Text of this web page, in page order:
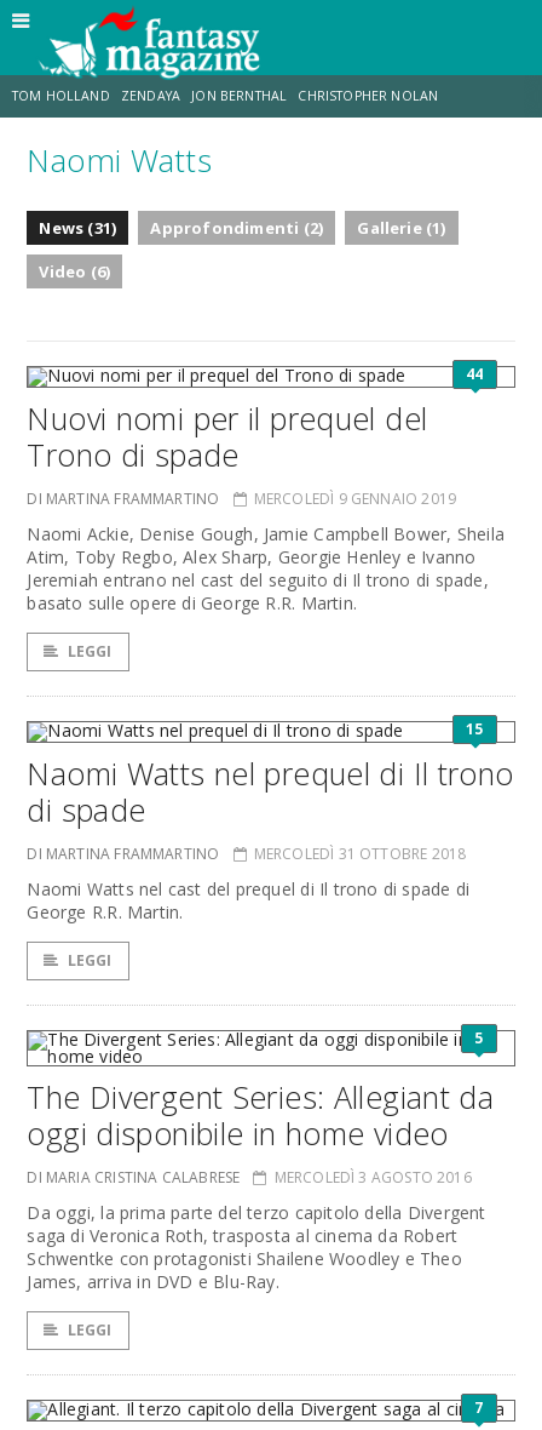
TOM HOLLAND ZENDAYA JON BERNTHAL CHRISTOPHER NOLAN
STRANIMONDI LUCCA COMICS & GAMES
DESTIN DANIEL CRETTON
Naomi Watts
News (31) Approfondimenti (2)
Gallerie (1)
Video (6)
44
Nuovi nomi per il prequel del
Trono di spade
DI MARTINA FRAMMARTINO MERCOLEDÌ 9 GENNAIO 2019
Naomi Ackie, Denise Gough, Jamie Campbell Bower, Sheila
Atim, Toby Regbo, Alex Sharp, Georgie Henley e Ivanno
Jeremiah entrano nel cast del seguito di Il trono di spade,
basato sulle opere di George R.R. Martin.
LEGGI
15
Naomi Watts nel prequel di Il trono
di spade
DI MARTINA FRAMMARTINO MERCOLEDÌ 31 OTTOBRE 2018
Naomi Watts nel cast del prequel di Il trono di spade di
George R.R. Martin.
LEGGI
5
The Divergent Series: Allegiant da
oggi disponibile in home video
DI MARIA CRISTINA CALABRESE MERCOLEDÌ 3 AGOSTO 2016
Da oggi, la prima parte del terzo capitolo della Divergent
saga di Veronica Roth, trasposta al cinema da Robert
Schwentke con protagonisti Shailene Woodley e Theo
James, arriva in DVD e Blu-Ray.
LEGGI
7